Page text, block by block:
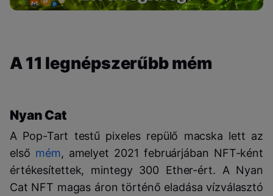
A 11 legnépszerűbb mém
Nyan Cat
A Pop-Tart testű pixeles repülő macska lett az
első mém, amelyet 2021 februárjában NFT-ként
értékesítettek, mintegy 300 Ether-ért. A Nyan
Cat NFT magas áron történő eladása vízválasztó